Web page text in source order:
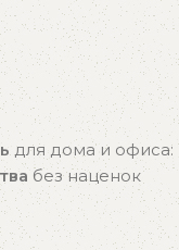
для дома и офиса:
без наценок